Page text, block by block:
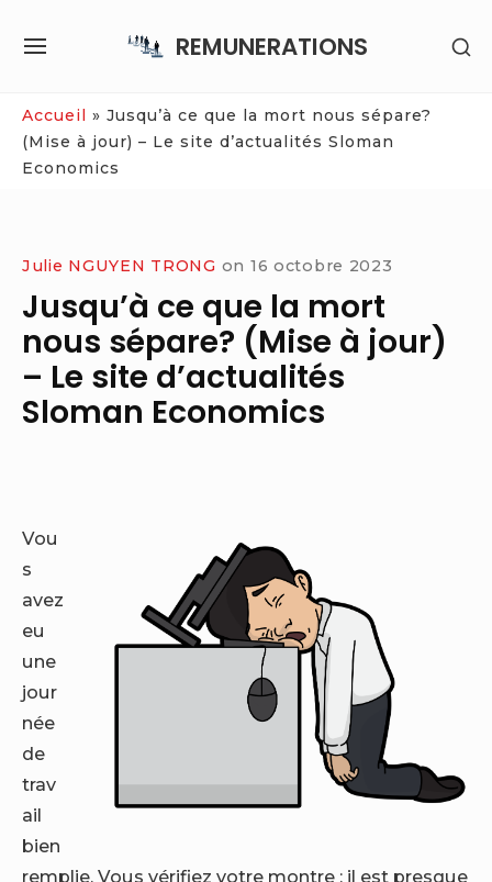
REMUNERATIONS
SITE
Accueil » Jusqu’à ce que la mort nous sépare?
(Mise à jour) – Le site d’actualités Sloman
Economics
Julie NGUYEN TRONG on 16 octobre 2023
Jusqu’à ce que la mort
nous sépare? (Mise à jour)
– Le site d’actualités
Sloman Economics
Vou
s
avez
eu
une
jour
née
de
trav
ail
bien
remplie. Vous vérifiez votre montre ; il est presque